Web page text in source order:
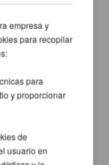
X-Pole
empresa y
para recopilar
para
y proporcionar
de
usuario en